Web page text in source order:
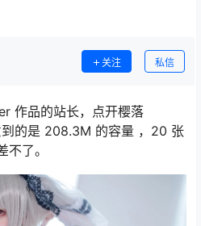
关注 私信
作品的站长，点开樱落
的是 208.3M 的容量 ，20 张
了。